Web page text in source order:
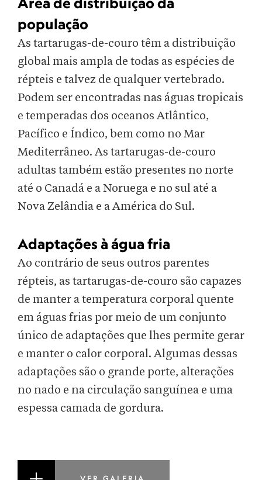
população
As tartarugas-de-couro têm a distribuição
global mais ampla de todas as espécies de
répteis e talvez de qualquer vertebrado.
Podem ser encontradas nas águas tropicais
e temperadas dos oceanos Atlântico,
Pacífico e Índico, bem como no Mar
Mediterrâneo. As tartarugas-de-couro
adultas também estão presentes no norte
até o Canadá e a Noruega e no sul até a
Nova Zelândia e a América do Sul.
Adaptações à água fria
Ao contrário de seus outros parentes
répteis, as tartarugas-de-couro são capazes
de manter a temperatura corporal quente
em águas frias por meio de um conjunto
único de adaptações que lhes permite gerar
e manter o calor corporal. Algumas dessas
adaptações são o grande porte, alterações
no nado e na circulação sanguínea e uma
espessa camada de gordura.